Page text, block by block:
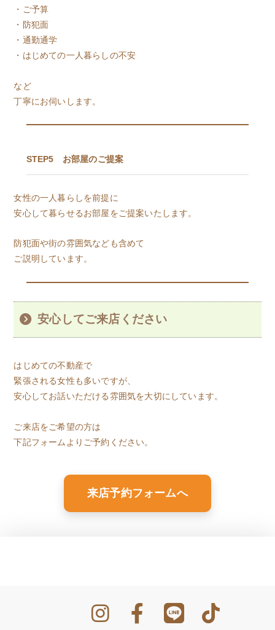
・ご予算
・防犯面
・通勤通学
・はじめての一人暮らしの不安
など
丁寧にお伺いします。
STEP5 お部屋のご提案
女性の一人暮らしを前提に
安心して暮らせるお部屋をご提案いたします。
防犯面や街の雰囲気なども含めて
ご説明しています。
安心してご来店ください
はじめての不動産で
緊張される女性も多いですが、
安心してお話いただける雰囲気を大切にしています。
ご来店をご希望の方は
下記フォームよりご予約ください。
来店予約フォームへ
x- Instagram
Facebook
Line